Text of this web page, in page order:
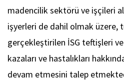
madencilik sektörü ve işçileri
işyerleri de dahil olmak üzere,
gerçekleştirilen İSG teftişleri
kazaları ve hastalıkları
devam etmesini talep